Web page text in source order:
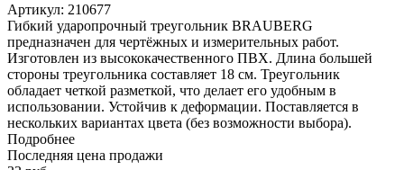
Артикул: 210677
Гибкий ударопрочный треугольник BRAUBERG
предназначен для чертёжных и измерительных работ.
Изготовлен из высококачественного ПВХ. Длина большей
стороны треугольника составляет 18 см. Треугольник
обладает четкой разметкой, что делает его удобным в
использовании. Устойчив к деформации. Поставляется в
нескольких вариантах цвета (без возможности выбора).
Подробнее
Последняя цена продажи